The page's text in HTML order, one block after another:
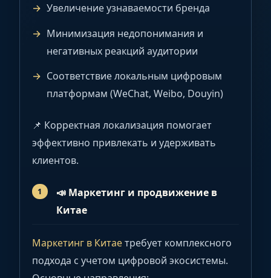
Увеличение узнаваемости бренда
Минимизация недопонимания и
негативных реакций аудитории
Соответствие локальным цифровым
платформам (WeChat, Weibo, Douyin)
📌 Корректная локализация помогает
эффективно привлекать и удерживать
клиентов.
📣 Маркетинг и продвижение в
Китае
Маркетинг в Китаетребует комплексного
подхода с учетом цифровой экосистемы.